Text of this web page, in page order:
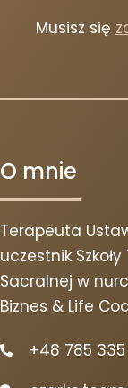
Musisz się
O mnie
Terapeuta
uczestnik
Sacralnej w
Biznes & Life
+48 785